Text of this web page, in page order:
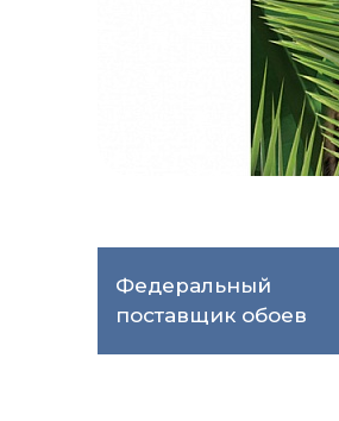
Федеральный
поставщик обоев